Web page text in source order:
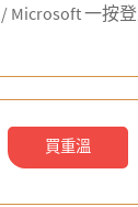
Microsoft 一按
買重溫